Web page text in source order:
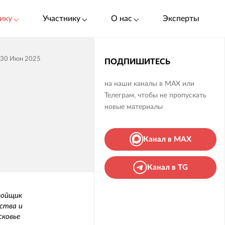
Участнику О нас Эксперты
30 Июн 2025
и
ПОДПИШИТЕСЬ
на наши каналы в MAX или
Телеграм, чтобы не пропускать
новые материалы
Канал в MAX
Канал в TG